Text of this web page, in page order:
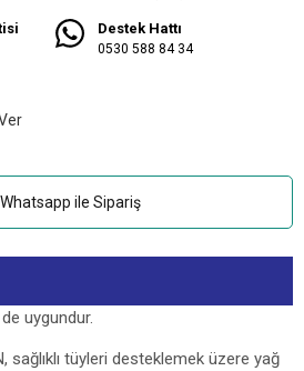
Destek Hattı
0530 588 84 34
Whatsapp ile Sipariş
de uygundur.
sağlıklı tüyleri desteklemek üzere yağ